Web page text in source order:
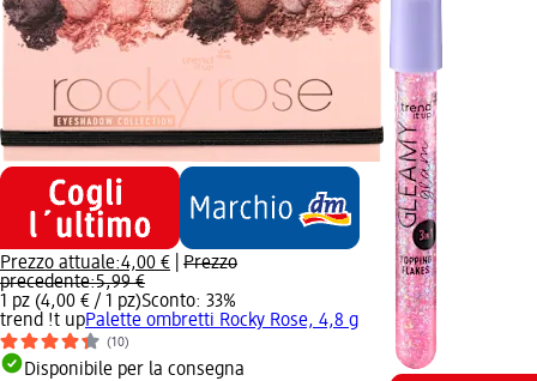
Prezzo attuale:4,00 €
Prezzo
precedente:5,99 €
1 pz (4,00 € / 1 pz)Sconto: 33%
trend !t upPalette ombretti Rocky Rose, 4,8 g
(10)
Disponibile per la consegna